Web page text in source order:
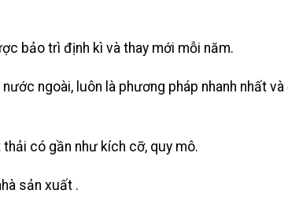
bảo trì định kì và thay mới mỗi năm.
ngoài, luôn là phương pháp nhanh nhất
có gần như kích cỡ, quy mô.
sản xuất .